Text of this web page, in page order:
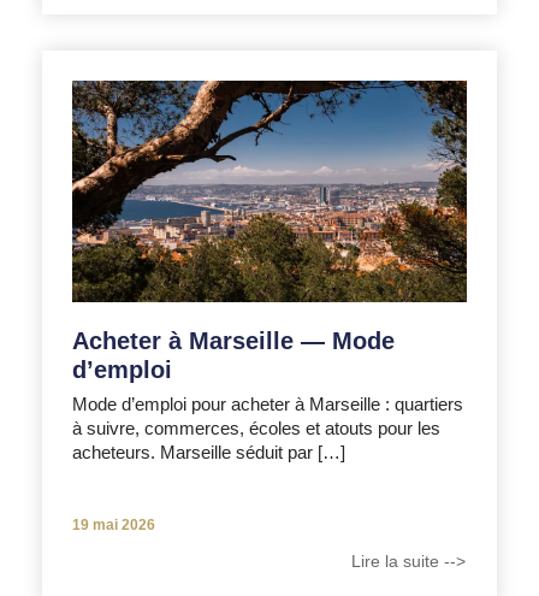
Acheter à Marseille — Mode
d’emploi
Mode d’emploi pour acheter à Marseille : quartiers
à suivre, commerces, écoles et atouts pour les
acheteurs. Marseille séduit par […]
19 mai 2026
Lire la suite -->